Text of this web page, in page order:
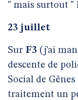
" mais surtout "
23 juillet
Sur F3 (j’ai
descente de
Social de
traitement un